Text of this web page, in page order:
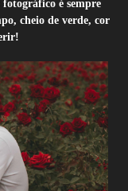
é sempre
cheio de verde, cor